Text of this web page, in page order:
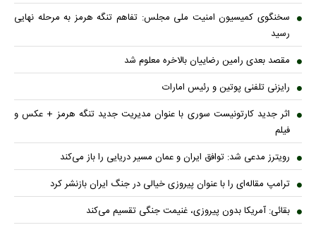
سخنگوی کمیسیون امنیت ملی مجلس: تفاهم تنگه هرمز به مرحله نهایی
رسید
مقصد بعدی رامین رضاییان بالاخره معلوم شد
رایزنی تلفنی پوتین و رئیس امارات
اثر جدید کارتونیست سوری با عنوان مدیریت جدید تنگه هرمز + عکس و
فیلم
رویترز مدعی شد: توافق ایران و عمان مسیر دریایی را باز می‌کند
ترامپ مقاله‌ای را با عنوان پیروزی خیالی در جنگ ایران بازنشر کرد
بقائی: آمریکا بدون پیروزی، غنیمت جنگی تقسیم می‌کند